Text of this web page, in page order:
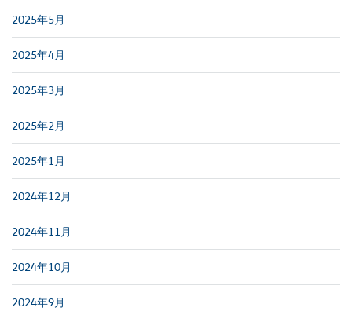
2025年5月
2025年4月
2025年3月
2025年2月
2025年1月
2024年12月
2024年11月
2024年10月
2024年9月